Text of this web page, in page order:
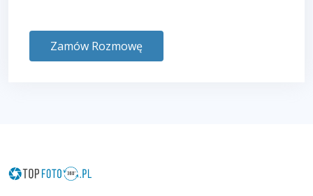
Zamów Rozmowę